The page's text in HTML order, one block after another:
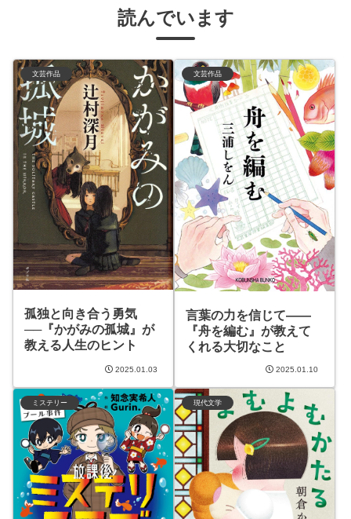
読んでいます
文芸作品
孤独と向き合う勇気
──『かがみの孤城』が
教える人生のヒント
2025.01.03
文芸作品
言葉の力を信じて——
『舟を編む』が教えて
くれる大切なこと
2025.01.10
ミステリー 現代文学